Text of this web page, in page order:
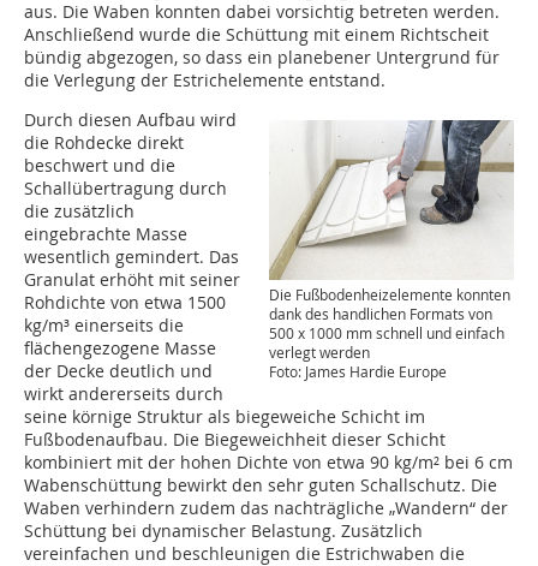
aus. Die Waben konnten dabei vorsichtig betreten werden.
Anschließend wurde die Schüttung mit einem Richtscheit
bündig abgezogen, so dass ein planebener Untergrund für
die Verlegung der Estrichelemente entstand.
Die Fußbodenheizelemente konnten
dank des handlichen Formats von
500 x 1000 mm schnell und einfach
verlegt werden
Foto: James Hardie Europe
Durch diesen Aufbau wird
die Rohdecke direkt
beschwert und die
Schallübertragung durch
die zusätzlich
eingebrachte Masse
wesentlich gemindert. Das
Granulat erhöht mit seiner
Rohdichte von etwa 1500
kg/m³ einerseits die
flächengezogene Masse
der Decke deutlich und
wirkt andererseits durch
seine körnige Struktur als biegeweiche Schicht im
Fußbodenaufbau. Die Biegeweichheit dieser Schicht
kombiniert mit der hohen Dichte von etwa 90 kg/m² bei 6 cm
Wabenschüttung bewirkt den sehr guten Schallschutz. Die
Waben verhindern zudem das nachträgliche „Wandern“ der
Schüttung bei dynamischer Belastung. Zusätzlich
vereinfachen und beschleunigen die Estrichwaben die